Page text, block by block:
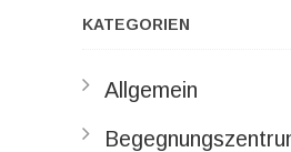
KATEGORIEN
Allgemein